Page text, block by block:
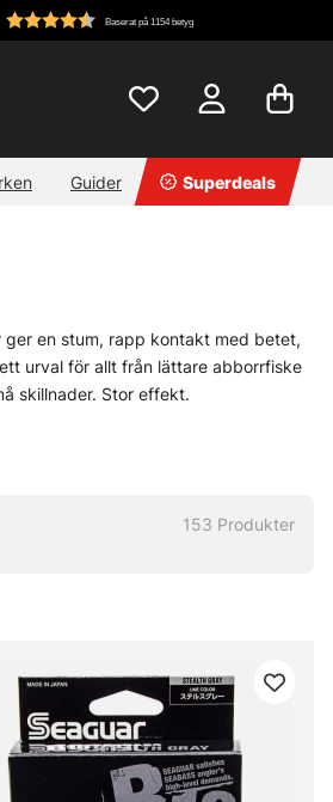
Baserat på 1154 betyg
Guider Superdeals
ger en stum, rapp kontakt med betet,
urval för allt från lättare abborrfiske
skillnader. Stor effekt.
när samma favoritlina ska räcka
153 Produkter